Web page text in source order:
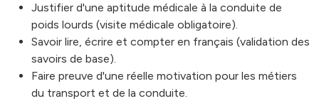
Justifier d'une aptitude médicale à la conduite de
poids lourds (visite médicale obligatoire).
Savoir lire, écrire et compter en français (validation des
savoirs de base).
Faire preuve d'une réelle motivation pour les métiers
du transport et de la conduite.